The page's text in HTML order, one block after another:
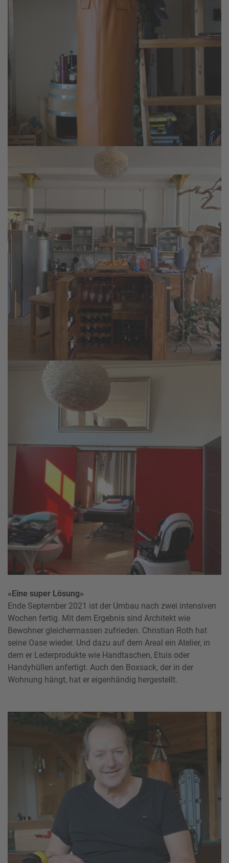
«Eine super Lösung»
Ende September 2021 ist der Umbau nach zwei intensiven
Wochen fertig. Mit dem Ergebnis sind Architekt wie
Bewohner gleichermassen zufrieden. Christian Roth hat
seine Oase wieder. Und dazu auf dem Areal ein Atelier, in
dem er Lederprodukte wie Handtaschen, Etuis oder
Handyhüllen anfertigt. Auch den Boxsack, der in der
Wohnung hängt, hat er eigenhändig hergestellt.